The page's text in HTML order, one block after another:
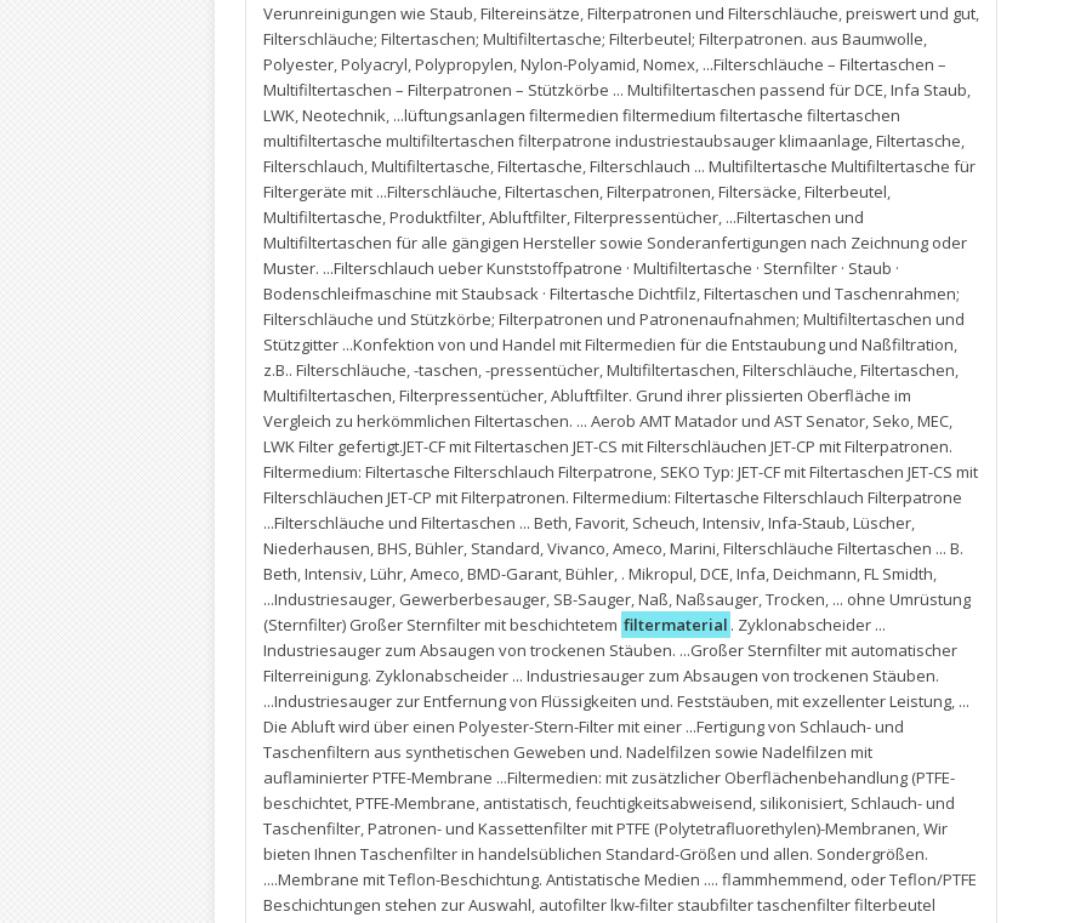
Verunreinigungen wie Staub,Filtereinsätze,Filterpatronen und Filterschläuche,preiswert und gut,
Filterschläuche; Filtertaschen; Multifiltertasche; Filterbeutel; Filterpatronen. aus Baumwolle,
Polyester,Polyacryl,Polypropylen,Nylon-Polyamid,Nomex, ...Filterschläuche – Filtertaschen –
Multifiltertaschen – Filterpatronen – Stützkörbe ... Multifiltertaschen passend für DCE,Infa Staub,
LWK,Neotechnik, ...lüftungsanlagen filtermedien filtermedium filtertasche filtertaschen
multifiltertasche multifiltertaschen filterpatrone industriestaubsauger klimaanlage,Filtertasche,
Filterschlauch,Multifiltertasche,Filtertasche,Filterschlauch ... Multifiltertasche Multifiltertasche für
Filtergeräte mit ...Filterschläuche,Filtertaschen,Filterpatronen,Filtersäcke,Filterbeutel,
Multifiltertasche,Produktfilter,Abluftfilter,Filterpressentücher, ...Filtertaschen und
Multifiltertaschen für alle gängigen Hersteller sowie Sonderanfertigungen nach Zeichnung oder
Muster. ...Filterschlauch ueber Kunststoffpatrone · Multifiltertasche · Sternfilter · Staub ·
Bodenschleifmaschine mit Staubsack · Filtertasche Dichtfilz,Filtertaschen und Taschenrahmen;
Filterschläuche und Stützkörbe; Filterpatronen und Patronenaufnahmen; Multifiltertaschen und
Stützgitter ...Konfektion von und Handel mit Filtermedien für die Entstaubung und Naßfiltration,
z.B.. Filterschläuche,-taschen,-pressentücher,Multifiltertaschen,Filterschläuche,Filtertaschen,
Multifiltertaschen,Filterpressentücher,Abluftfilter. Grund ihrer plissierten Oberfläche im
Vergleich zu herkömmlichen Filtertaschen. ... Aerob AMT Matador und AST Senator, Seko,MEC,
LWK Filter gefertigt.JET-CF mit Filtertaschen JET-CS mit Filterschläuchen JET-CP mit Filterpatronen.
Filtermedium: Filtertasche Filterschlauch Filterpatrone, SEKO Typ: JET-CF mit Filtertaschen JET-CS mit
Filterschläuchen JET-CP mit Filterpatronen. Filtermedium: Filtertasche Filterschlauch Filterpatrone
...Filterschläuche und Filtertaschen ... Beth,Favorit, Scheuch,Intensiv,Infa-Staub,Lüscher,
Niederhausen,BHS,Bühler, Standard,Vivanco,Ameco,Marini,Filterschläuche Filtertaschen ... B.
Beth,Intensiv,Lühr,Ameco,BMD-Garant,Bühler, . Mikropul,DCE,Infa,Deichmann,FL Smidth,
...Industriesauger, Gewerberbesauger, SB-Sauger,Naß,Naßsauger,Trocken, ... ohne Umrüstung
(Sternfilter) Großer Sternfilter mit beschichtetem filtermaterial . Zyklonabscheider ...
Industriesauger zum Absaugen von trockenen Stäuben. ...Großer Sternfilter mit automatischer
Filterreinigung. Zyklonabscheider ... Industriesauger zum Absaugen von trockenen Stäuben.
...Industriesauger zur Entfernung von Flüssigkeiten und. Feststäuben,mit exzellenter Leistung, ...
Die Abluft wird über einen Polyester-Stern-Filter mit einer ...Fertigung von Schlauch- und
Taschenfiltern aus synthetischen Geweben und. Nadelfilzen sowie Nadelfilzen mit
auflaminierter PTFE-Membrane ...Filtermedien: mit zusätzlicher Oberflächenbehandlung (PTFE-
beschichtet,PTFE-Membrane, antistatisch,feuchtigkeitsabweisend, silikonisiert, Schlauch- und
Taschenfilter,Patronen- und Kassettenfilter mit PTFE (Polytetrafluorethylen)-Membranen,Wir
bieten Ihnen Taschenfilter in handelsüblichen Standard-Größen und allen. Sondergrößen.
....Membrane mit Teflon-Beschichtung. Antistatische Medien .... flammhemmend, oder Teflon/PTFE
Beschichtungen stehen zur Auswahl, autofilter lkw-filter staubfilter taschenfilter filterbeutel